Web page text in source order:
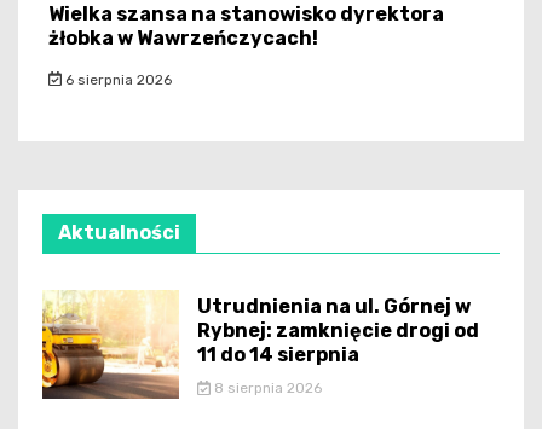
Wielka szansa na stanowisko dyrektora
żłobka w Wawrzeńczycach!
6 sierpnia 2026
Aktualności
Utrudnienia na ul. Górnej w
Rybnej: zamknięcie drogi od
11 do 14 sierpnia
8 sierpnia 2026